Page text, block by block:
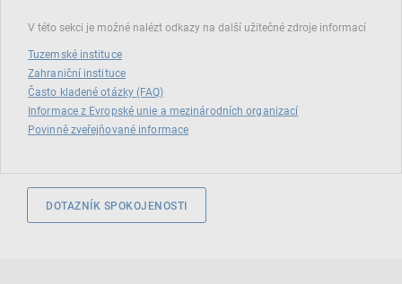
V této sekci je možné nalézt odkazy na další užitečné zdroje informací
Tuzemské instituce
Zahraniční instituce
Často kladené otázky (FAQ)
Informace z Evropské unie a mezinárodních organizací
Povinně zveřejňované informace
DOTAZNÍK SPOKOJENOSTI